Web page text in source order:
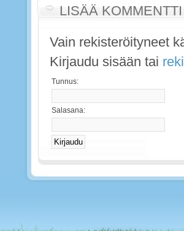
LISÄÄ KOMMENTTI
Vain rekisteröityneet
Kirjaudu sisään tai
Tunnus:
Salasana: